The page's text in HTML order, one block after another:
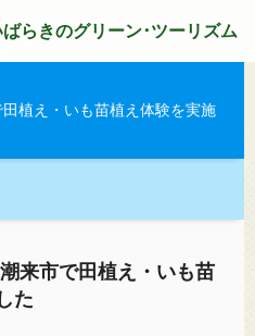
ばらきのグリーン･ツーリズム
植え・いも苗植え体験を実施
来市で田植え・いも苗
た